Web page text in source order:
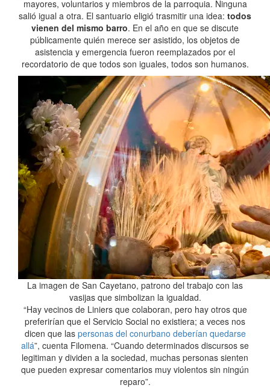
mayores, voluntarios y miembros de la parroquia. Ninguna
salió igual a otra. El santuario eligió trasmitir una idea: todos
vienen del mismo barro. En el año en que se discute
públicamente quién merece ser asistido, los objetos de
asistencia y emergencia fueron reemplazados por el
recordatorio de que todos son iguales, todos son humanos.
La imagen de San Cayetano, patrono del trabajo con las
vasijas que simbolizan la igualdad.
“Hay vecinos de Liniers que colaboran, pero hay otros que
preferirían que el Servicio Social no existiera; a veces nos
dicen que las personas del conurbano deberían quedarse
allá”, cuenta Filomena. “Cuando determinados discursos se
legitiman y dividen a la sociedad, muchas personas sienten
que pueden expresar comentarios muy violentos sin ningún
reparo”.